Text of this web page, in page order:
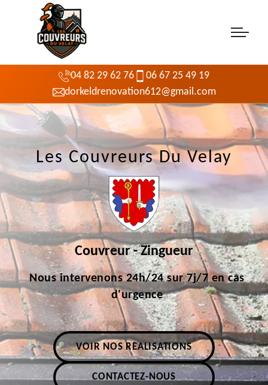
04 82 29 62 76
06 67 25 49 19
dorkeldrenovation612@gmail.com
Les Couvreurs Du Velay
Couvreur - Zingueur
Nous intervenons 24h/24 sur 7j/7 en cas
d'urgence
VOIR NOS RÉALISATIONS
CONTACTEZ-NOUS